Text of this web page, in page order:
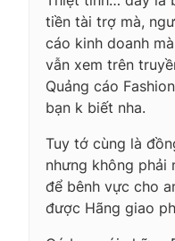
tiền tài trợ mà,
cáo kinh doanh
vẫn xem trên
Quảng cáo
bạn k biết nha.
Tuy tớ cùng là
nhưng không phải
để bênh vực cho
được Hãng giao